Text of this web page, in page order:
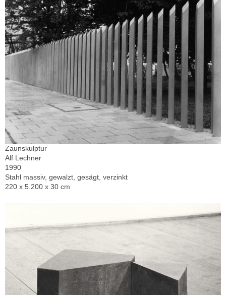
Zaunskulptur
Alf Lechner
1990
Stahl massiv, gewalzt, gesägt, verzinkt
220 x 5.200 x 30 cm